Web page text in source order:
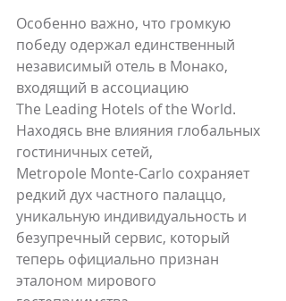
Особенно важно, что громкую
победу одержал единственный
независимый отель в Монако,
входящий в ассоциацию
The Leading Hotels of the World.
Находясь вне влияния глобальных
гостиничных сетей,
Metropole Monte-Carlo сохраняет
редкий дух частного палаццо,
уникальную индивидуальность и
безупречный сервис, который
теперь официально признан
эталоном мирового